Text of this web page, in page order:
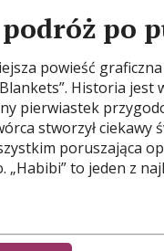
po
powieść
Historia jest
pierwiastek
stworzył ciekawy
poruszająca
„Habibi” to jeden z